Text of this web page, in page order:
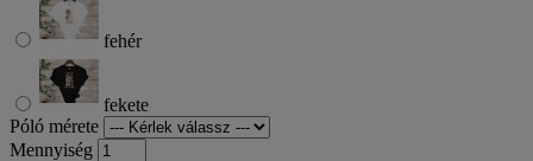
fehér
fekete
Póló mérete
Mennyiség